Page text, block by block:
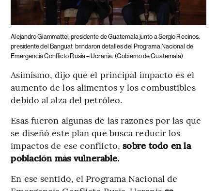
Alejandro Giammattei, presidente de Guatemala junto a Sergio Recinos,
presidente del Banguat brindaron detalles del Programa Nacional de
Emergencia Conflicto Rusia – Ucrania. (Gobierno de Guatemala)
Asimismo, dijo que el principal impacto es el
aumento de los alimentos y los combustibles
debido al alza del petróleo.
Esas fueron algunas de las razones por las que
se diseñó este plan que busca reducir los
impactos de ese conflicto,sobre todo en la
población más vulnerable.
En ese sentido, el Programa Nacional de